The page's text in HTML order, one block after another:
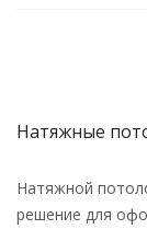
Натяжные
Натяжной
решение для